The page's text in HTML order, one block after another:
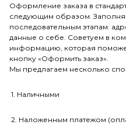
Оформление заказа в
следующим образом.
последовательным этапам:
данные о себе. Советуем в
информацию, которая
кнопку «Оформить заказ».
Мы предлагаем несколько
1. Наличными
2. Наложенным платежом